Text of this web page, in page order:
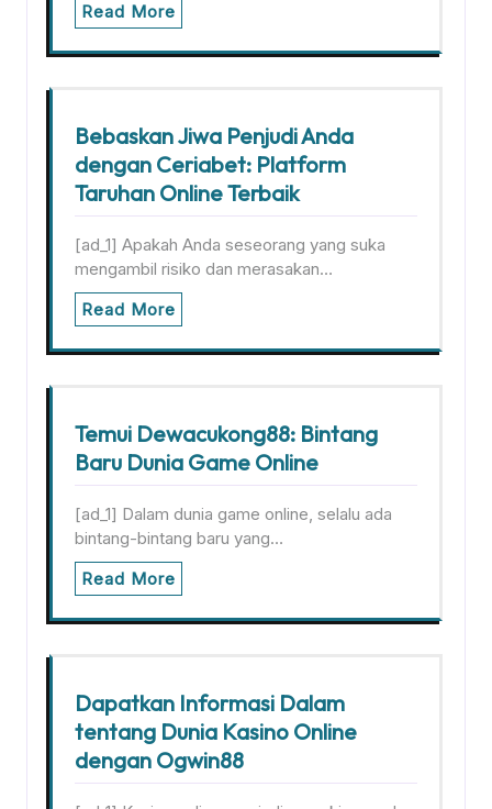
Read More
Bebaskan Jiwa Penjudi Anda
dengan Ceriabet: Platform
Taruhan Online Terbaik
[ad_1] Apakah Anda seseorang yang suka
mengambil risiko dan merasakan…
Read More
Temui Dewacukong88: Bintang
Baru Dunia Game Online
[ad_1] Dalam dunia game online, selalu ada
bintang-bintang baru yang…
Read More
Dapatkan Informasi Dalam
tentang Dunia Kasino Online
dengan Ogwin88